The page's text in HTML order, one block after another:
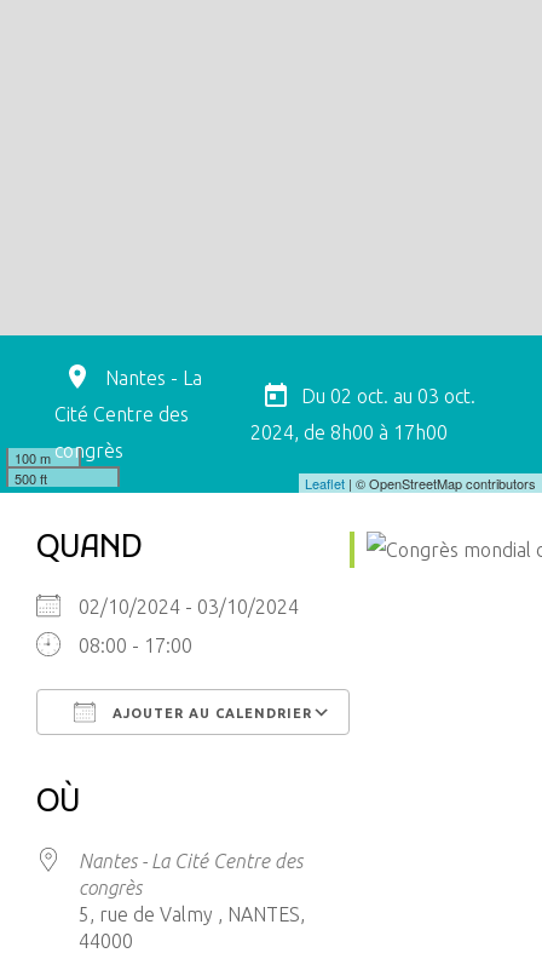
100 m
500 ft
Leaflet | © OpenStreetMap contributors
Nantes - La
Cité Centre des
congrès
Du 02 oct. au 03 oct.
2024, de 8h00 à 17h00
QUAND
02/10/2024 - 03/10/2024
08:00 - 17:00
AJOUTER AU CALENDRIER
OÙ
Nantes - La Cité Centre des
congrès
5, rue de Valmy , NANTES,
44000